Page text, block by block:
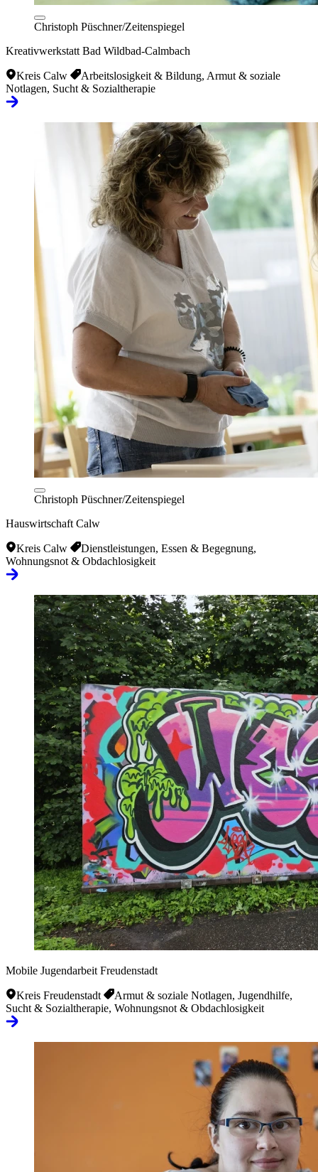
Christoph Püschner/Zeitenspiegel
Kreativwerkstatt Bad Wildbad-Calmbach
Kreis Calw
Arbeitslosigkeit & Bildung, Armut & soziale
Notlagen, Sucht & Sozialtherapie
Christoph Püschner/Zeitenspiegel
Hauswirtschaft Calw
Kreis Calw
Dienstleistungen, Essen & Begegnung,
Wohnungsnot & Obdachlosigkeit
Mobile Jugendarbeit Freudenstadt
Kreis Freudenstadt
Armut & soziale Notlagen, Jugendhilfe,
Sucht & Sozialtherapie, Wohnungsnot & Obdachlosigkeit